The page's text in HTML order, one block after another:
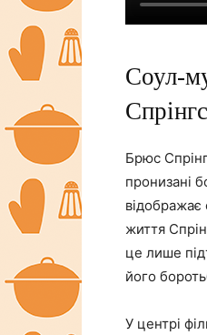
Соул-
Брюс
пронизані
життя
це лише
його
У центрі